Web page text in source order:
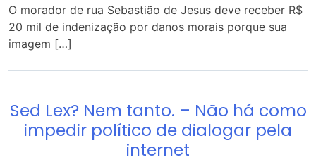
O morador de rua Sebastião de Jesus deve receber R$
20 mil de indenização por danos morais porque sua
imagem […]
Sed Lex? Nem tanto. – Não há como
impedir político de dialogar pela
internet